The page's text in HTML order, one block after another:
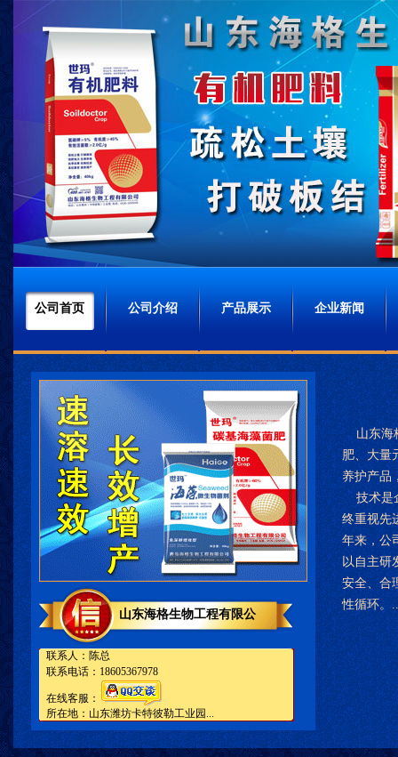
公司首页 公司介绍 产品展示 企业新闻
山东海格生物工程有限公
联系人：陈总
联系电话：18605367978
在线客服：
所在地：山东潍坊卡特彼勒工业园...
山东海格
肥、大量
养护产品
技术是企
终重视先
年来，公
以自主研
安全、合
性循环。